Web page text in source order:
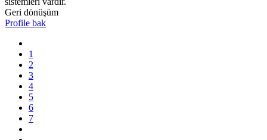
Geri dönüşüm
Profile bak
1
2
3
4
5
6
7